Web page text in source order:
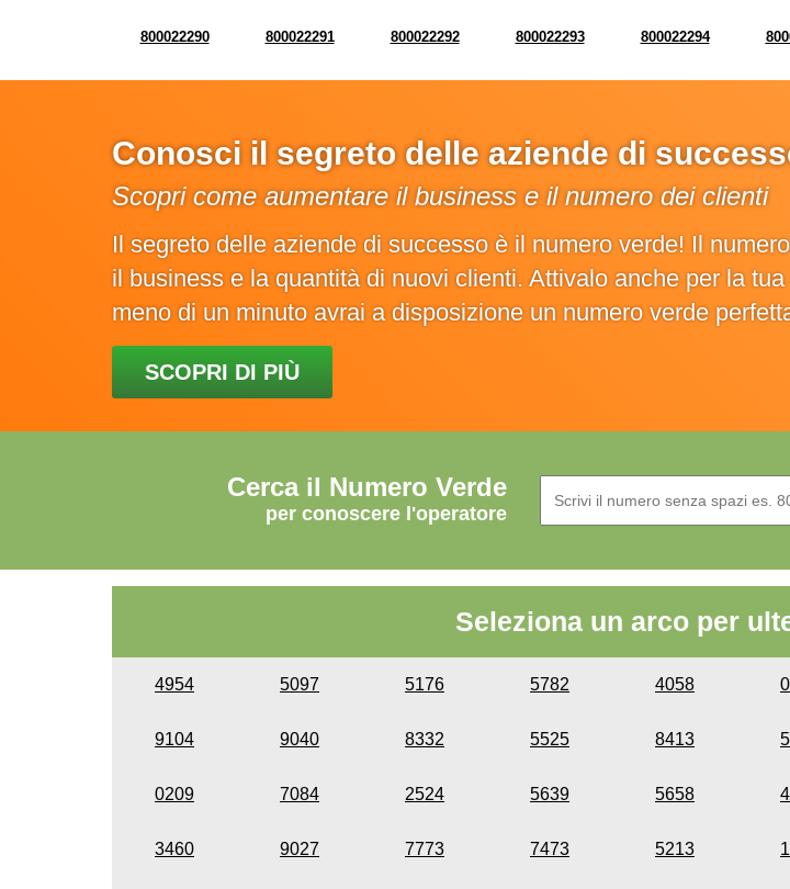
800022290 800022291 800022292 800022293 800022294
Conosci il segreto delle aziende di
Scopri come aumentare il business e il numero dei clienti
Il segreto delle aziende di successo è il numero verde! Il
il business e la quantità di nuovi clienti. Attivalo anche per la
meno di un minuto avrai a disposizione un numero verde
SCOPRI DI PIÙ
Cerca il Numero Verde
per conoscere l'operatore
Seleziona un arco per
4954 5097 5176 5782 4058
9104 9040 8332 5525 8413
0209 7084 2524 5639 5658
3460 9027 7773 7473 5213